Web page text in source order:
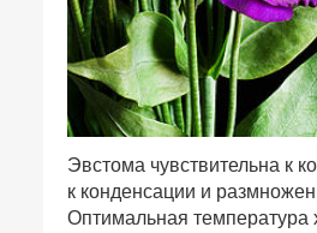
Эвстома чувствительна к
к конденсации и
Оптимальная